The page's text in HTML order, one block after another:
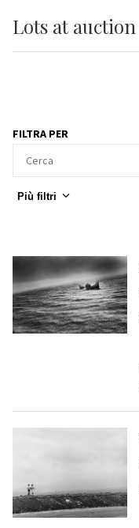
Lots at auction
FILTRA PER
Più filtri